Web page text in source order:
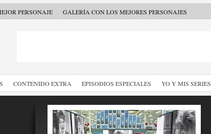
PERSONAJE GALERÍA CON LOS MEJORES PERSONAJES
CONTENIDO EXTRA EPISODIOS ESPECIALES YO Y MIS SERIES